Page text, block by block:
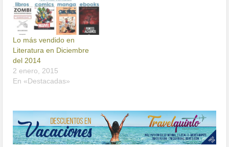
Lo más vendido en
Literatura en Diciembre
del 2014
2 enero, 2015
En «Destacadas»